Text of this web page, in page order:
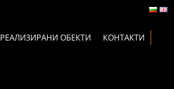
РЕАЛИЗИРАНИ ОБЕКТИ КОНТАКТИ